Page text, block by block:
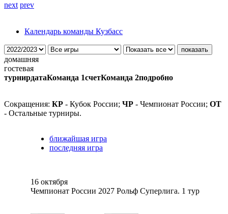
next prev
Календарь команды Кузбасс
домашняя
гостевая
турнирдатаКоманда 1счетКоманда 2подробно
Сокращения: КР - Кубок России; ЧР - Чемпионат России; ОТ
- Остальные турниры.
ближайшая игра
последняя игра
16 октября
Чемпионат России 2027 Рольф Суперлига. 1 тур